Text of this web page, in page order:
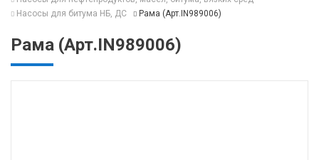
Насосы для битума НБ, ДС
Рама (Арт.IN989006)
Рама (Арт.IN989006)